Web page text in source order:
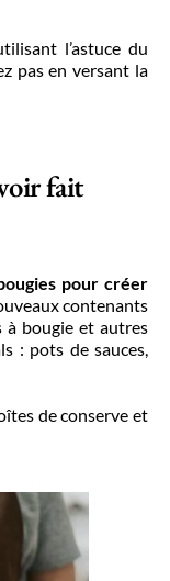
l’astuce du
pas en versant la
fait
pour créer
contenants
à bougie et autres
: pots de sauces,
de conserve et